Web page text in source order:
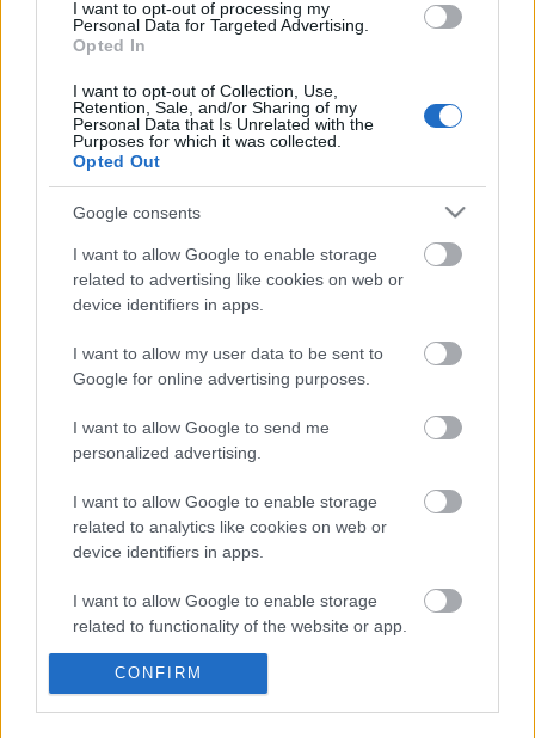
I want to opt-out of processing my
Personal Data for Targeted Advertising.
Opted In
I want to opt-out of Collection, Use,
Retention, Sale, and/or Sharing of my
Personal Data that Is Unrelated with the
Purposes for which it was collected.
Opted Out
Google consents
I want to allow Google to enable storage
related to advertising like cookies on web or
device identifiers in apps.
I want to allow my user data to be sent to
Google for online advertising purposes.
I want to allow Google to send me
personalized advertising.
I want to allow Google to enable storage
related to analytics like cookies on web or
device identifiers in apps.
I want to allow Google to enable storage
related to functionality of the website or app.
I want to allow Google to enable storage
related to personalization.
CONFIRM
Tavaly újévkor a Magyar Állami Népi Együttessel és
Sebő Ferencékkela Naphimnuszt,2012-ben aVox
Hungaricuscímű produkciót láthatta a közönség a
zenekar szervezésében.
Bolero!című tánckoncert szombat délutáni
kosztümös főpróbája nyilvános. A Szolnoki
Szimfonikus Zenekar erre az alkalomra több mint
száz hátrányos helyzetű gyereket hívott meg.
Forrás: MTI
Ajánlott bejegyzések:
Indul az e-Trafó online programsorozat